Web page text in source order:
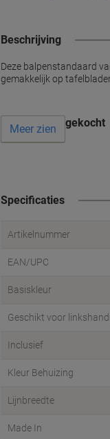
Beschrijving
Deze balpenstandaard
gemakkelijk op
Vaak samen gekocht
Meer zien
Specificaties
Artikelnummer
EAN/UPC
Basiskleur
Geschikt voor
Inclusief
Kleur Behuizing
Lijnbreedte
Made In